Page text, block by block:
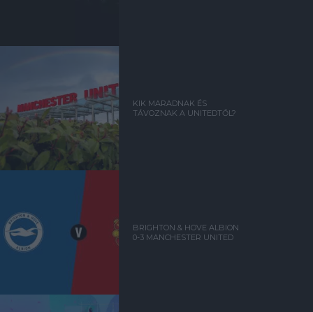
KIK MARADNAK ÉS
TÁVOZNAK A UNITEDTŐL?
BRIGHTON & HOVE ALBION
0-3 MANCHESTER UNITED